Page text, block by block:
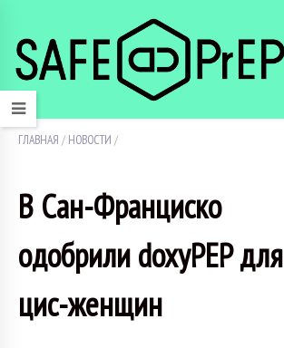
ГЛАВНАЯ / НОВОСТИ /
В Сан-Франциско
одобрили doxyPEP для
цис-женщин